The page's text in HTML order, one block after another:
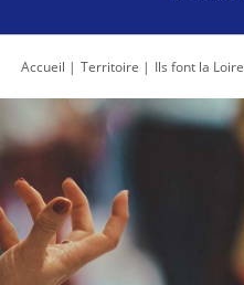
Accueil Territoire Ils font la Loire